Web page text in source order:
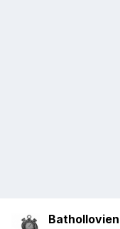
Bathollovien